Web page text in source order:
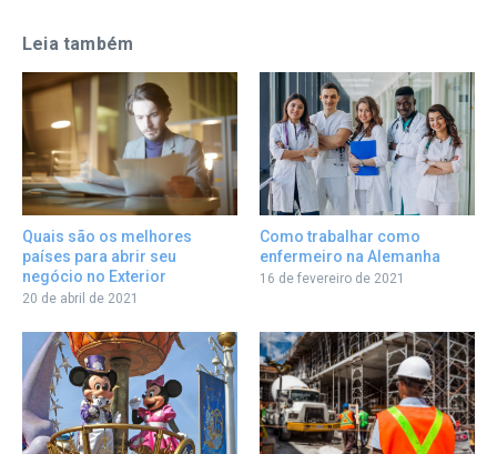
Leia também
Quais são os melhores
países para abrir seu
negócio no Exterior
20 de abril de 2021
Como trabalhar como
enfermeiro na Alemanha
16 de fevereiro de 2021